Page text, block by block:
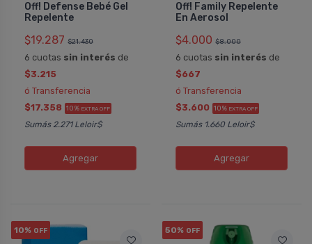
Off! Defense Bebé Gel
Repelente
$19.287 $21.430
6 cuotas sin interés de
$3.215
ó Transferencia
$17.358 10% EXTRA OFF
Sumás 2.271 Leloir$
Agregar
Off! Family Repelente
En Aerosol
$4.000 $8.000
6 cuotas sin interés de
$667
ó Transferencia
$3.600 10% EXTRA OFF
Sumás 1.660 Leloir$
Agregar
10% OFF 50% OFF